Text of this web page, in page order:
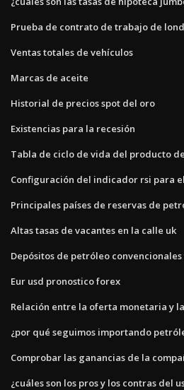
Prueba de contrato de trabajo de
Ventas totales de vehículos
Marcas de aceite
Historial de precios spot del oro
Existencias para la recesión
Tabla de ciclo de vida del producto
Configuración del indicador rsi para
Principales países de reservas de
Altas tasas de vacantes en la calle uk
Depósitos de petróleo
Eur usd pronostico forex
Relación entre la oferta monetaria y
¿por qué seguimos importando
Comprobar las ganancias de la
¿cuáles son los pros y los contras del